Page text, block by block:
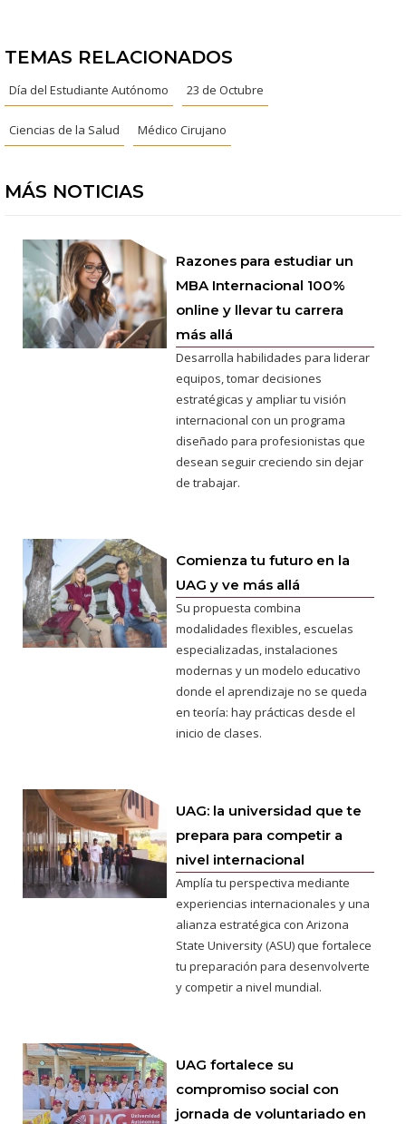
TEMAS RELACIONADOS
Día del Estudiante Autónomo 23 de Octubre
Ciencias de la Salud Médico Cirujano
MÁS NOTICIAS
Razones para estudiar un
MBA Internacional 100%
online y llevar tu carrera
más allá
Desarrolla habilidades para liderar
equipos, tomar decisiones
estratégicas y ampliar tu visión
internacional con un programa
diseñado para profesionistas que
desean seguir creciendo sin dejar
de trabajar.
Comienza tu futuro en la
UAG y ve más allá
Su propuesta combina
modalidades flexibles, escuelas
especializadas, instalaciones
modernas y un modelo educativo
donde el aprendizaje no se queda
en teoría: hay prácticas desde el
inicio de clases.
UAG: la universidad que te
prepara para competir a
nivel internacional
Amplía tu perspectiva mediante
experiencias internacionales y una
alianza estratégica con Arizona
State University (ASU) que fortalece
tu preparación para desenvolverte
y competir a nivel mundial.
UAG fortalece su
compromiso social con
jornada de voluntariado en